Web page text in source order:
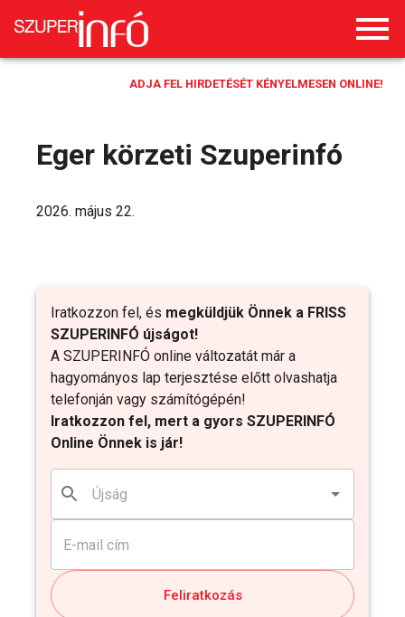
ADJA FEL HIRDETÉSÉT KÉNYELMESEN ONLINE!
Eger körzeti Szuperinfó
Iratkozzon fel, és megküldjük Önnek a FRISS
SZUPERINFÓ újságot!
A SZUPERINFÓ online változatát már a
hagyományos lap terjesztése előtt olvashatja
telefonján vagy számítógépén!
Iratkozzon fel, mert a gyors SZUPERINFÓ
Online Önnek is jár!
Feliratkozás
2026. május 22.